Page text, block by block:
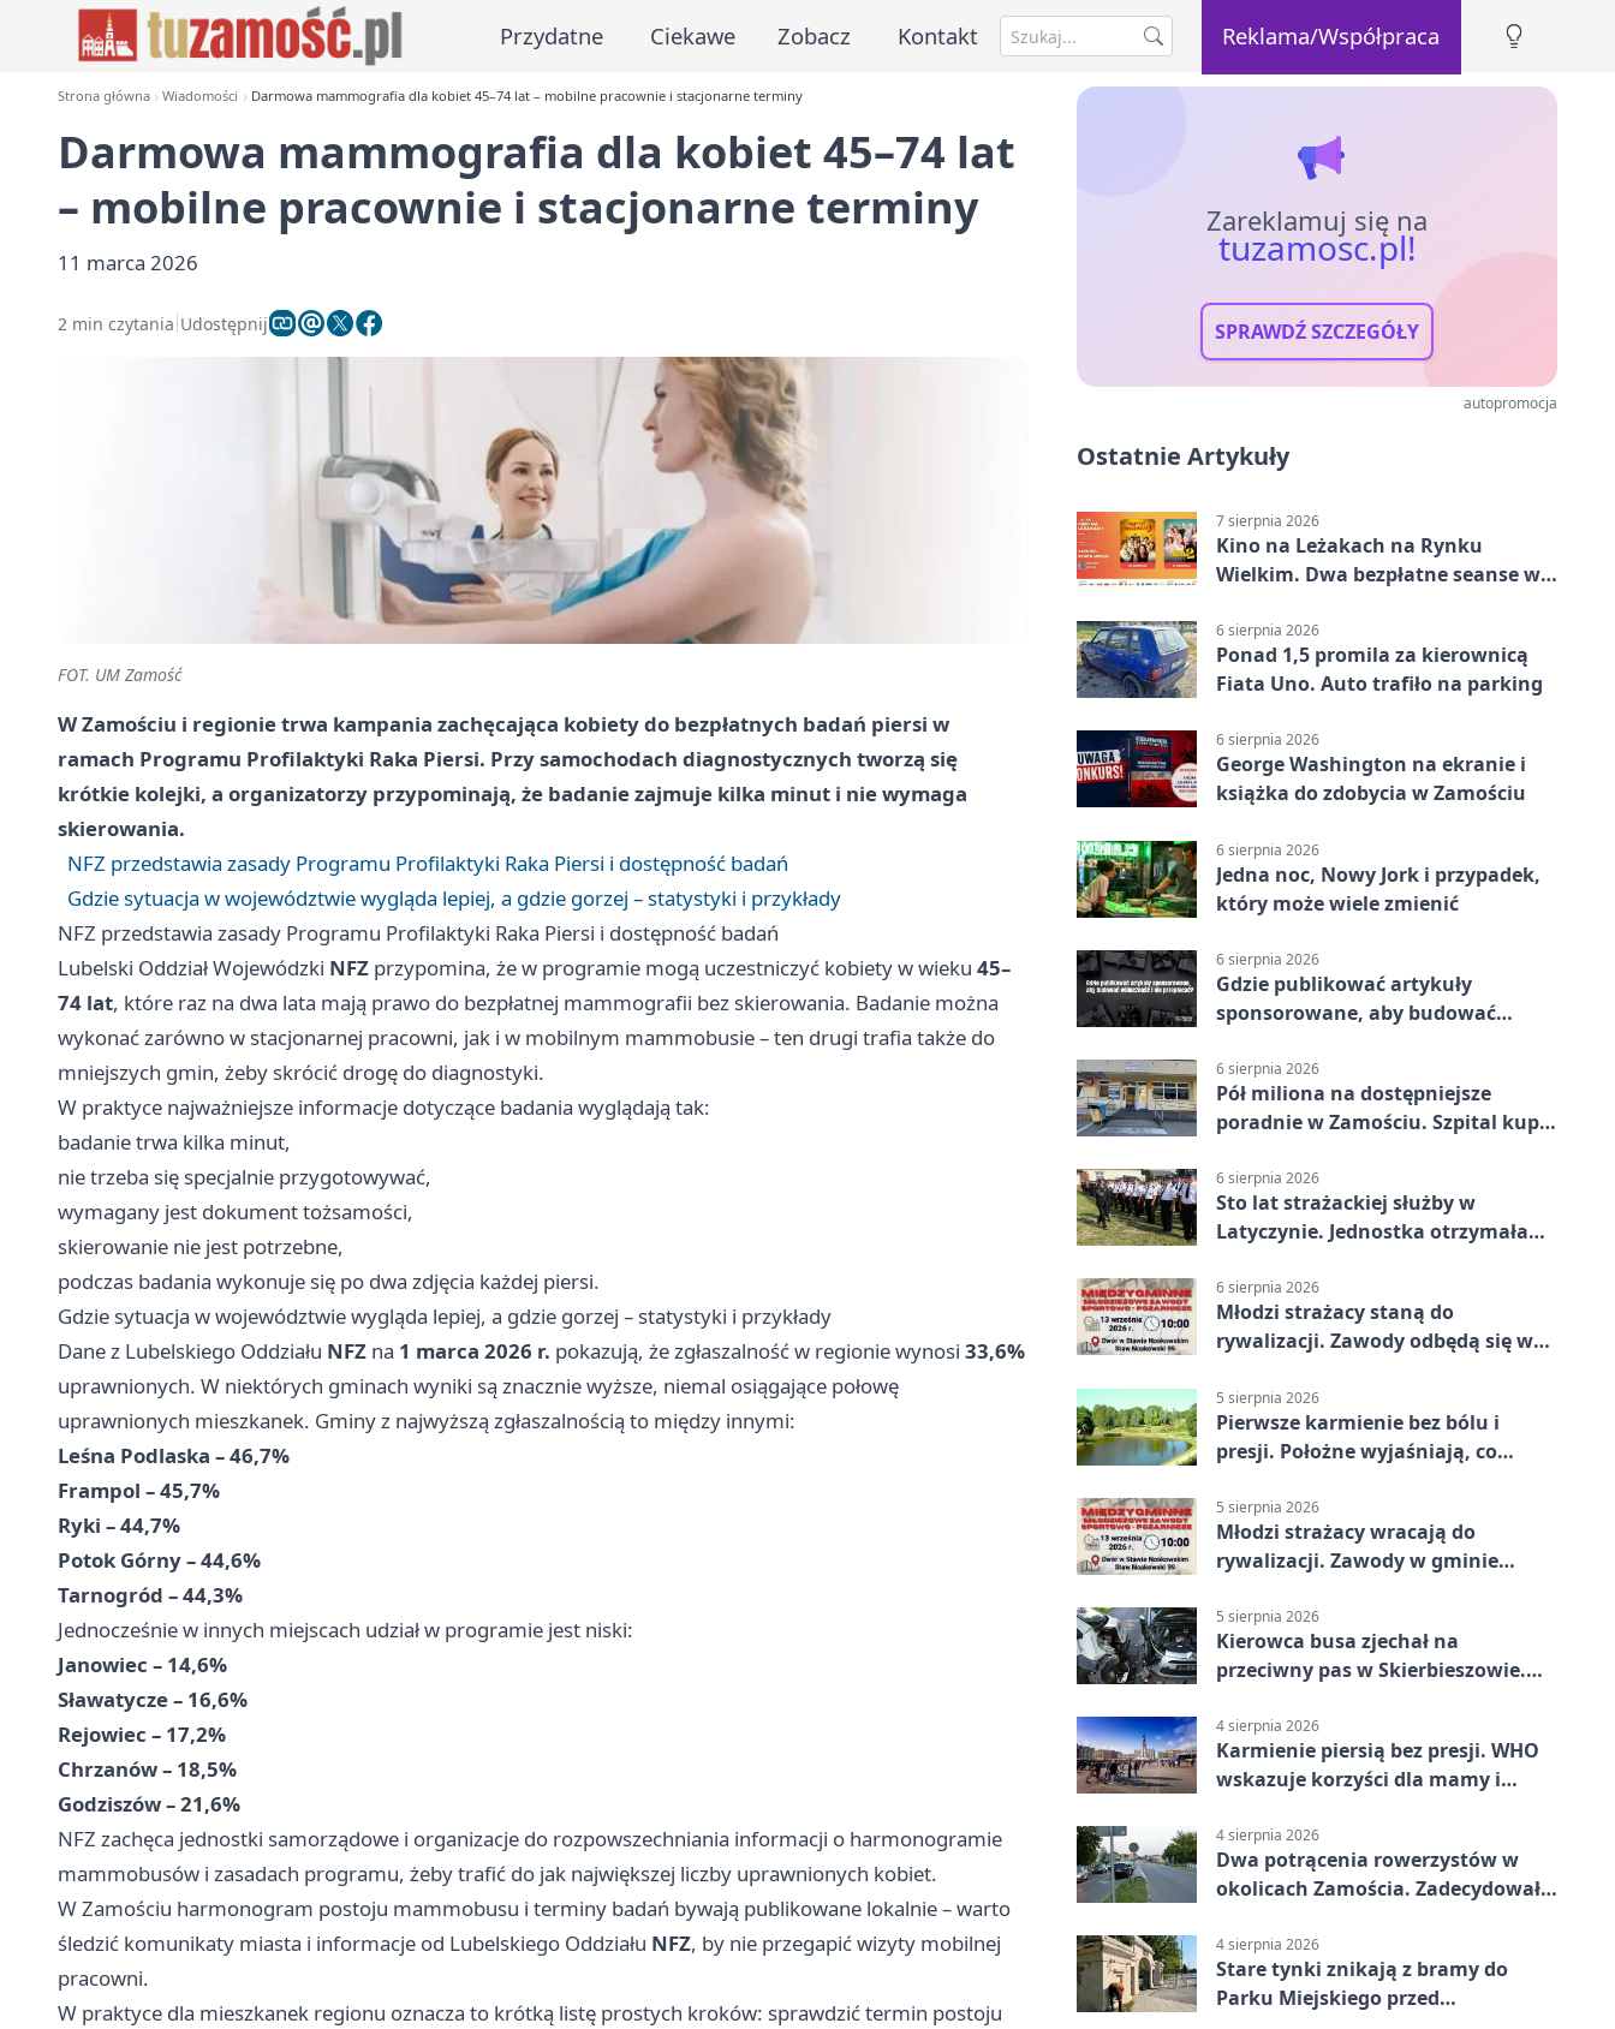
Przydatne Ciekawe Zobacz Kontakt Reklama/Współpraca
Strona główna Wiadomości Darmowa mammografia dla kobiet 45–74 lat – mobilne pracownie i stacjonarne terminy
Darmowa mammografia dla kobiet 45–74 lat
– mobilne pracownie i stacjonarne terminy
11 marca 2026
2 min czytania Udostępnij
FOT. UM Zamość
W Zamościu i regionie trwa kampania zachęcająca kobiety do bezpłatnych badań piersi w
ramach Programu Profilaktyki Raka Piersi. Przy samochodach diagnostycznych tworzą się
krótkie kolejki, a organizatorzy przypominają, że badanie zajmuje kilka minut i nie wymaga
skierowania.
NFZ przedstawia zasady Programu Profilaktyki Raka Piersi i dostępność badań
Gdzie sytuacja w województwie wygląda lepiej, a gdzie gorzej – statystyki i przykłady
NFZ przedstawia zasady Programu Profilaktyki Raka Piersi i dostępność badań
Lubelski Oddział Wojewódzki NFZ przypomina, że w programie mogą uczestniczyć kobiety w wieku 45–
74 lat, które raz na dwa lata mają prawo do bezpłatnej mammografii bez skierowania. Badanie można
wykonać zarówno w stacjonarnej pracowni, jak i w mobilnym mammobusie – ten drugi trafia także do
mniejszych gmin, żeby skrócić drogę do diagnostyki.
W praktyce najważniejsze informacje dotyczące badania wyglądają tak:
badanie trwa kilka minut,
nie trzeba się specjalnie przygotowywać,
wymagany jest dokument tożsamości,
skierowanie nie jest potrzebne,
podczas badania wykonuje się po dwa zdjęcia każdej piersi.
Gdzie sytuacja w województwie wygląda lepiej, a gdzie gorzej – statystyki i przykłady
Dane z Lubelskiego Oddziału NFZ na 1 marca 2026 r. pokazują, że zgłaszalność w regionie wynosi 33,6%
uprawnionych. W niektórych gminach wyniki są znacznie wyższe, niemal osiągające połowę
uprawnionych mieszkanek. Gminy z najwyższą zgłaszalnością to między innymi:
Leśna Podlaska – 46,7%
Frampol – 45,7%
Ryki – 44,7%
Potok Górny – 44,6%
Tarnogród – 44,3%
Jednocześnie w innych miejscach udział w programie jest niski:
Janowiec – 14,6%
Sławatycze – 16,6%
Rejowiec – 17,2%
Chrzanów – 18,5%
Godziszów – 21,6%
NFZ zachęca jednostki samorządowe i organizacje do rozpowszechniania informacji o harmonogramie
mammobusów i zasadach programu, żeby trafić do jak największej liczby uprawnionych kobiet.
W Zamościu harmonogram postoju mammobusu i terminy badań bywają publikowane lokalnie – warto
śledzić komunikaty miasta i informacje od Lubelskiego Oddziału NFZ, by nie przegapić wizyty mobilnej
pracowni.
W praktyce dla mieszkanek regionu oznacza to krótką listę prostych kroków: sprawdzić termin postoju
Zareklamuj się na
tuzamosc.pl!
SPRAWDŹ SZCZEGÓŁY
autopromocja
Ostatnie Artykuły
7 sierpnia 2026
Kino na Leżakach na Rynku
Wielkim. Dwa bezpłatne seanse w
6 sierpnia 2026
Ponad 1,5 promila za kierownicą
Fiata Uno. Auto trafiło na parking
6 sierpnia 2026
George Washington na ekranie i
książka do zdobycia w Zamościu
6 sierpnia 2026
Jedna noc, Nowy Jork i przypadek,
który może wiele zmienić
6 sierpnia 2026
Gdzie publikować artykuły
sponsorowane, aby budować
6 sierpnia 2026
Pół miliona na dostępniejsze
poradnie w Zamościu. Szpital kupi
6 sierpnia 2026
Sto lat strażackiej służby w
Latyczynie. Jednostka otrzymała
6 sierpnia 2026
Młodzi strażacy staną do
rywalizacji. Zawody odbędą się w
5 sierpnia 2026
Pierwsze karmienie bez bólu i
presji. Położne wyjaśniają, co
5 sierpnia 2026
Młodzi strażacy wracają do
rywalizacji. Zawody w gminie
5 sierpnia 2026
Kierowca busa zjechał na
przeciwny pas w Skierbieszowie.
4 sierpnia 2026
Karmienie piersią bez presji. WHO
wskazuje korzyści dla mamy i
4 sierpnia 2026
Dwa potrącenia rowerzystów w
okolicach Zamościa. Zadecydowało
4 sierpnia 2026
Stare tynki znikają z bramy do
Parku Miejskiego przed